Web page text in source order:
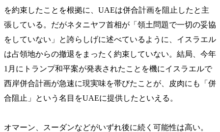
を約束したことを根拠に、UAEは併合計画を阻止したと主
張している。だがネタニヤフ首相が「領土問題で一切の妥協
をしていない」と誇らしげに述べているように、イスラエル
は占領地からの撤退をまったく約束していない。結局、今年
1月にトランプ和平案が発表されたことを機にイスラエルで
西岸併合計画が急速に現実味を帯びたことが、皮肉にも「併
合阻止」という名目をUAEに提供したといえる。
オマーン、スーダンなどがいずれ後に続く可能性は高い。